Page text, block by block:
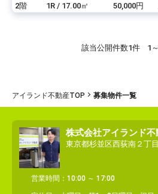
2階
1R / 17.00㎡ 50,000円
該当公開件数1件 1
アイランド不動産TOP 募集物件一覧
株式会社アイランド不
東京都杉並区西荻南２丁
営業時間：10:00 ～ 17:00